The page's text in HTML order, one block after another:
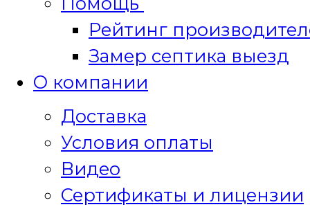
Рейтинг
Замер септика выезд
О компании
Доставка
Условия оплаты
Видео
Сертификаты и лицензии